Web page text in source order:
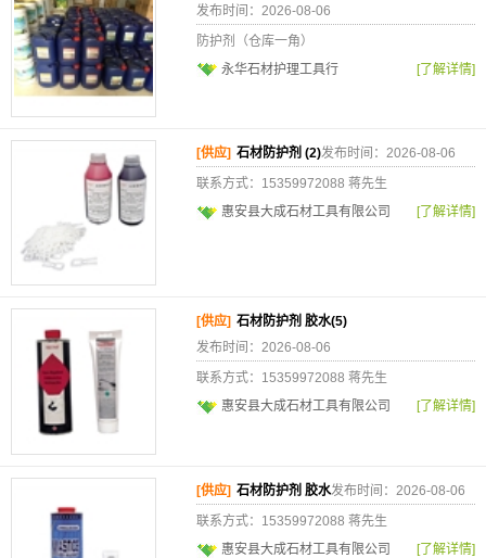
发布时间：2026-08-06
防护剂（仓库一角）
永华石材护理工具行
[了解详情]
[供应] 石材防护剂 (2)发布时间：2026-08-06
联系方式：15359972088 蒋先生
惠安县大成石材工具有限公司
[了解详情]
[供应] 石材防护剂 胶水(5)
发布时间：2026-08-06
联系方式：15359972088 蒋先生
惠安县大成石材工具有限公司
[了解详情]
[供应] 石材防护剂 胶水发布时间：2026-08-06
联系方式：15359972088 蒋先生
惠安县大成石材工具有限公司
[了解详情]